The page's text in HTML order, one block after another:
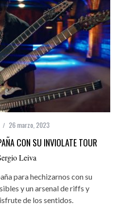
26 marzo, 2023
CON SU INVIOLATE TOUR
Leiva
para hechizarnos con su
y un arsenal de riffs y
de los sentidos.